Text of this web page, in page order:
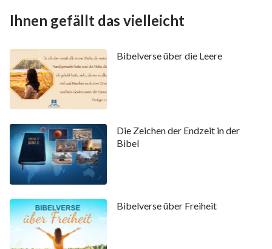
Ihnen gefällt das vielleicht
Bibelverse über die Leere
Die Zeichen der Endzeit in der
Bibel
Bibelverse über Freiheit